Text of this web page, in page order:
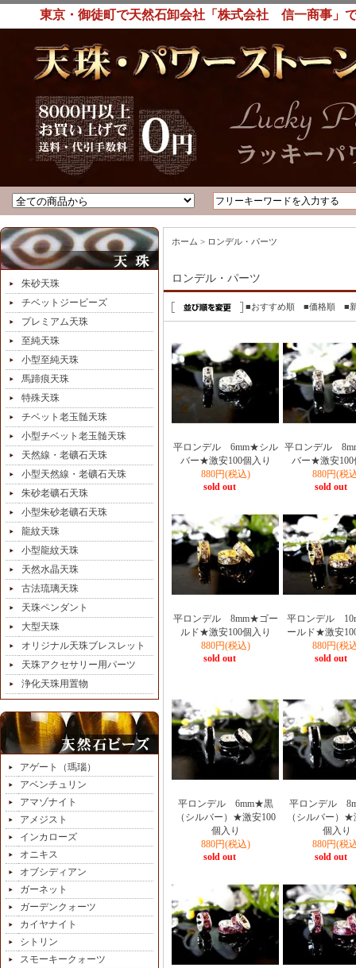
東京・御徒町で天然石卸会社「株式会社 信一商事」
朱砂天珠
チベットジービーズ
プレミアム天珠
至純天珠
小型至純天珠
馬蹄痕天珠
特殊天珠
チベット老玉髄天珠
小型チベット老玉髄天珠
天然線・老礦石天珠
小型天然線・老礦石天珠
朱砂老礦石天珠
小型朱砂老礦石天珠
龍紋天珠
小型龍紋天珠
天然水晶天珠
古法琉璃天珠
天珠ペンダント
大型天珠
オリジナル天珠ブレスレット
天珠アクセサリー用パーツ
浄化天珠用置物
アゲート（瑪瑙）
アベンチュリン
アマゾナイト
アメジスト
インカローズ
オニキス
オブシディアン
ガーネット
ガーデンクォーツ
カイヤナイト
シトリン
スモーキークォーツ
ホーム > ロンデル・パーツ
ロンデル・パーツ
■おすすめ順 ■価格順 ■
平ロンデル 6mm★シル
バー★激安100個入り
880円(税込)
sold out
平ロンデル
バー★激安100
880円(税
sold out
平ロンデル 8mm★ゴー
ルド★激安100個入り
880円(税込)
sold out
平ロンデル
ールド★激安
880円(税
sold out
平ロンデル 6mm★黒
（シルバー）★激安100
個入り
880円(税込)
sold out
平ロンデル
（シルバー）★
個入り
880円(税
sold out